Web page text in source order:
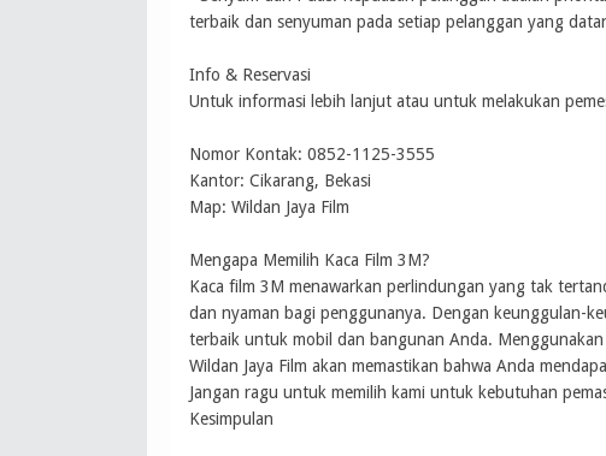
terbaik dan senyuman pada setiap pelanggan yang
Info & Reservasi
Untuk informasi lebih lanjut atau untuk melakukan
Nomor Kontak: 0852-1125-3555
Kantor: Cikarang, Bekasi
Map: Wildan Jaya Film
Mengapa Memilih Kaca Film 3M?
Kaca film 3M menawarkan perlindungan yang tak
dan nyaman bagi penggunanya. Dengan keunggulan-
terbaik untuk mobil dan bangunan Anda.
Wildan Jaya Film akan memastikan bahwa Anda
Jangan ragu untuk memilih kami untuk kebutuhan
Kesimpulan